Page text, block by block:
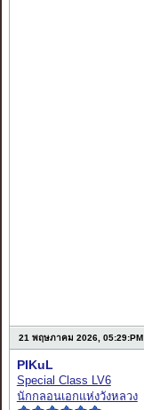
21 พฤษภาคม 2026, 05:29:PM
PIKuL
Special Class LV6
นักกลอนเอกแห่งวังหลวง